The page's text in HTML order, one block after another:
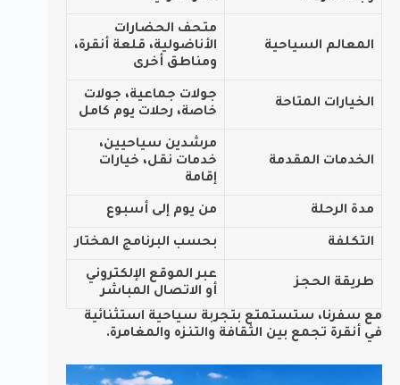
المعالم السياحية
متحف الحضارات
الأناضولية، قلعة أنقرة،
ومناطق أخرى
الخيارات المتاحة
جولات جماعية، جولات
خاصة، رحلات يوم كامل
الخدمات المقدمة
مرشدين سياحيين،
خدمات نقل، خيارات
إقامة
مدة الرحلة من يوم إلى أسبوع
التكلفة بحسب البرنامج المختار
طريقة الحجز
عبر الموقع الإلكتروني
أو الاتصال المباشر
مع سفرنا، ستستمتع بتجربة سياحية استثنائية
في أنقرة تجمع بين الثقافة والتنزه والمغامرة.